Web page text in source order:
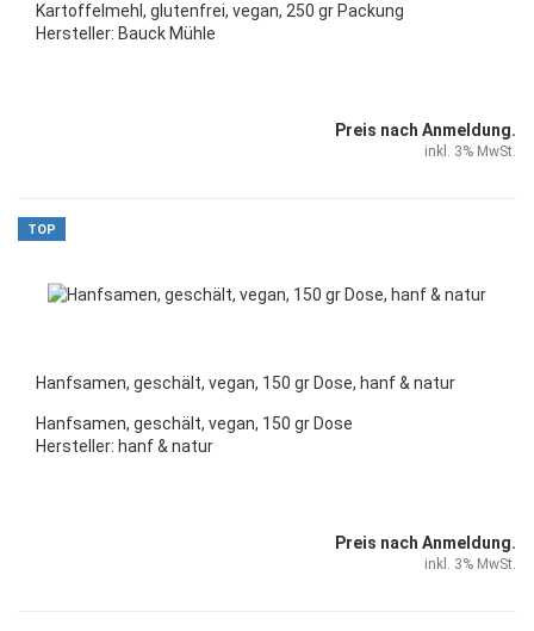
Kartoffelmehl, glutenfrei, vegan, 250 gr Packung
Hersteller: Bauck Mühle
Preis nach Anmeldung.
inkl. 3% MwSt.
TOP
Hanfsamen, geschält, vegan, 150 gr Dose, hanf & natur
Hanfsamen, geschält, vegan, 150 gr Dose
Hersteller: hanf & natur
Preis nach Anmeldung.
inkl. 3% MwSt.